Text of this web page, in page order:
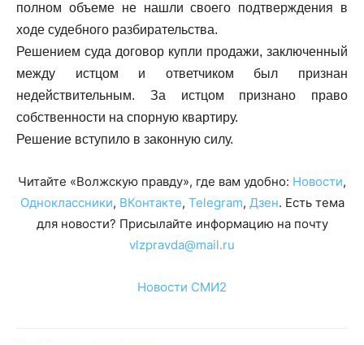
полном объеме не нашли своего подтверждения в
ходе судебного разбирательства.
Решением суда договор купли продажи, заключенный
между истцом и ответчиком был признан
недействительным. За истцом признано право
собственности на спорную квартиру.
Решение вступило в законную силу.
Читайте «Волжскую правду», где вам удобно: Новости,
Одноклассники, ВКонтакте, Telegram, Дзен. Есть тема
для новости? Присылайте информацию на почту
vlzpravda@mail.ru
Новости СМИ2